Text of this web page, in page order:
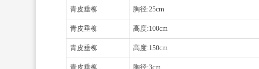
青皮垂柳 胸径:25cm
青皮垂柳 高度:100cm
青皮垂柳 高度:150cm
青皮垂柳 胸径:3cm